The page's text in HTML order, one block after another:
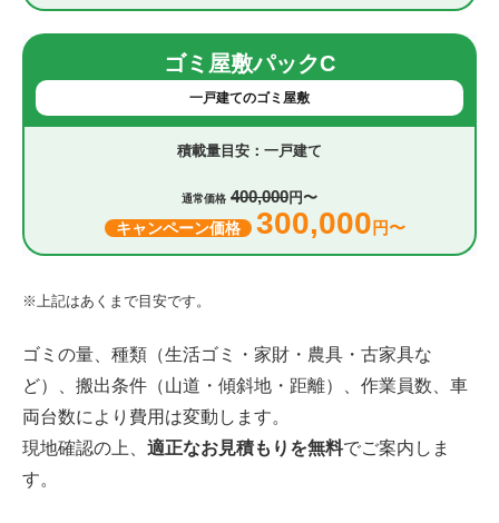
ゴミ屋敷パックC
一戸建てのゴミ屋敷
一戸建て
通常価格 400,000円〜
キャンペーン価格 300,000 円〜
※上記はあくまで目安です。
ゴミの量、種類（生活ゴミ・家財・農具・古家具な
ど）、搬出条件（山道・傾斜地・距離）、作業員数、車
両台数により費用は変動します。
現地確認の上、 適正なお見積もりを無料でご案内しま
す。